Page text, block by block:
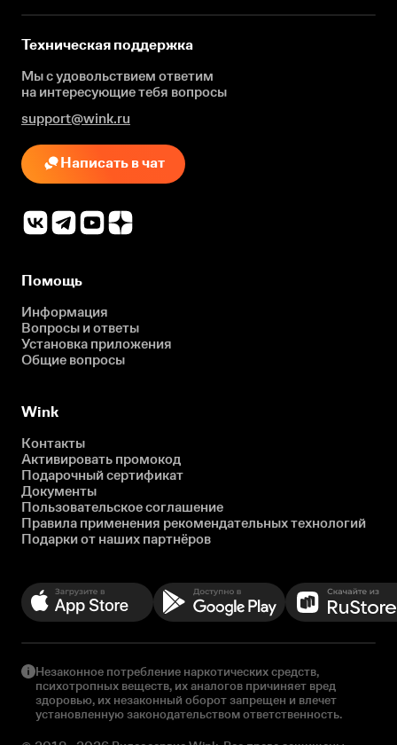
Техническая поддержка
Мы с удовольствием ответим
на интересующиетебя вопросы
support@wink.ru
Написать в чат
Помощь
Информация
Вопросы и ответы
Установка приложения
Общие вопросы
Wink
Контакты
Активировать промокод
Подарочный сертификат
Документы
Пользовательское соглашение
Правила применения рекомендательных технологий
Подарки от наших партнёров
Незаконное потребление наркотических средств,
психотропных веществ, их аналогов причиняет вред
здоровью, их незаконный оборот запрещен и влечет
установленную законодательством ответственность.